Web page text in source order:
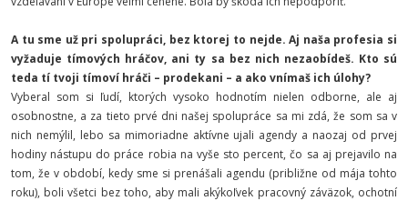
A tu sme už pri spolupráci, bez ktorej to nejde. Aj naša profesia si
vyžaduje tímových hráčov, ani ty sa bez nich nezaobídeš. Kto sú
teda tí tvoji tímoví hráči – prodekani – a ako vnímaš ich úlohy?
Vyberal som si ľudí, ktorých vysoko hodnotím nielen odborne, ale aj
osobnostne, a za tieto prvé dni našej spolupráce sa mi zdá, že som sa v
nich nemýlil, lebo sa mimoriadne aktívne ujali agendy a naozaj od prvej
hodiny nástupu do práce robia na vyše sto percent, čo sa aj prejavilo na
tom, že v období, kedy sme si prenášali agendu (približne od mája tohto
roku), boli všetci bez toho, aby mali akýkoľvek pracovný záväzok, ochotní